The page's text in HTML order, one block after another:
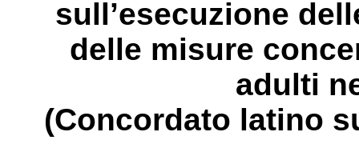
sull’esecuzione de
delle misure
adulti
(Concordato latino